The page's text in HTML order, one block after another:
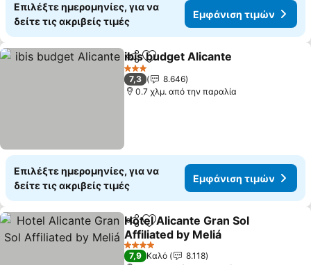
Επιλέξτε ημερομηνίες, για να
δείτε τις ακριβείς τιμές
Εμφάνιση τιμών
Κοινοποίηση
Προσθήκη στα αγαπημένα
ibis budget Alicante
3 Αστέρια
7,3
8.646
0.7 χλμ. από την παραλία
Επιλέξτε ημερομηνίες, για να
δείτε τις ακριβείς τιμές
Εμφάνιση τιμών
Κοινοποίηση
Προσθήκη στα αγαπημένα
Hotel Alicante Gran Sol
Affiliated by Meliá
4 Αστέρια
7,9 Καλό
8.118